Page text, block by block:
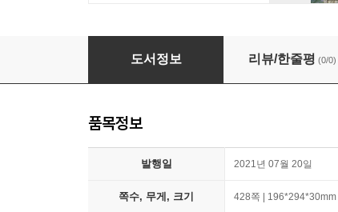
집행관들 (큰글자도서)
도서정보 리뷰/한줄평 (0/0)
품목정보
발행일 2021년 07월 20일
쪽수, 무게, 크기 428쪽 | 196*294*30mm